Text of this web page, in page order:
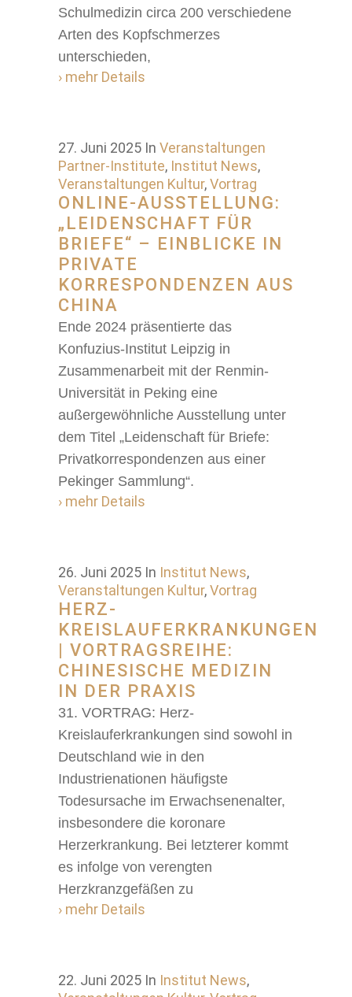
Schulmedizin circa 200 verschiedene
Arten des Kopfschmerzes
unterschieden,
› mehr Details
27. Juni 2025 In Veranstaltungen
Partner-Institute, Institut News,
Veranstaltungen Kultur,Vortrag
ONLINE-AUSSTELLUNG:
„LEIDENSCHAFT FÜR
BRIEFE“ – EINBLICKE IN
PRIVATE
KORRESPONDENZEN AUS
CHINA
Ende 2024 präsentierte das
Konfuzius-Institut Leipzig in
Zusammenarbeit mit der Renmin-
Universität in Peking eine
außergewöhnliche Ausstellung unter
dem Titel „Leidenschaft für Briefe:
Privatkorrespondenzen aus einer
Pekinger Sammlung“.
› mehr Details
26. Juni 2025 In Institut News,
Veranstaltungen Kultur,Vortrag
HERZ-
KREISLAUFERKRANKUNGEN
| VORTRAGSREIHE:
CHINESISCHE MEDIZIN
IN DER PRAXIS
31. VORTRAG: Herz-
Kreislauferkrankungen sind sowohl in
Deutschland wie in den
Industrienationen häufigste
Todesursache im Erwachsenenalter,
insbesondere die koronare
Herzerkrankung. Bei letzterer kommt
es infolge von verengten
Herzkranzgefäßen zu
› mehr Details
22. Juni 2025 In Institut News,